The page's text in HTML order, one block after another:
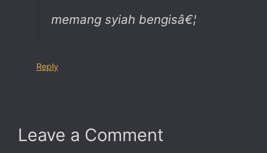
memang syiah bengisâ€¦
Reply
Leave a Comment